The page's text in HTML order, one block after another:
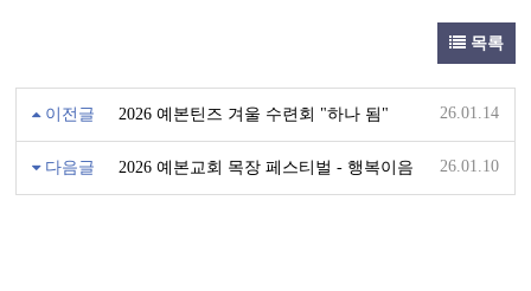
목록
이전글 2026 예본틴즈 겨울 수련회 "하나 됨" 26.01.14
다음글 2026 예본교회 목장 페스티벌 - 행복이음 26.01.10